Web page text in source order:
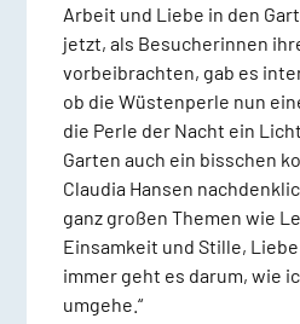
Arbeit und Liebe in den
jetzt, als Besucherinnen
vorbeibrachten, gab es
ob die Wüstenperle nun
die Perle der Nacht ein
Garten auch ein bisschen
Claudia Hansen
ganz großen Themen wie
Einsamkeit und Stille,
immer geht es darum, wie
umgehe.“